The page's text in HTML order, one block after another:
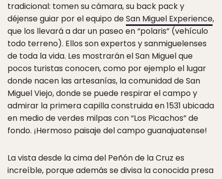
tradicional: tomen su cámara, su back pack y
déjense guiar por el equipo deSan Miguel Experience,
que los llevará a dar un paseo en “polaris” (vehículo
todo terreno). Ellos son expertos y sanmiguelenses
de toda la vida. Les mostrarán el San Miguel que
pocos turistas conocen, como por ejemplo el lugar
donde nacen las artesanías, la comunidad de San
Miguel Viejo, donde se puede respirar el campo y
admirar la primera capilla construida en 1531 ubicada
en medio de verdes milpas con “Los Picachos” de
fondo. ¡Hermoso paisaje del campo guanajuatense!
La vista desde la cima del Peñón de la Cruz es
increíble, porque además se divisa la conocida presa